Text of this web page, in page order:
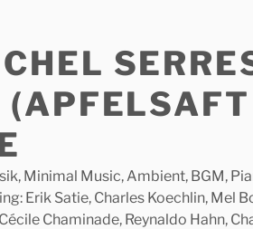
Minimal Music, Ambient, BGM,
Erik Satie, Charles Koechlin, Mel
Chaminade, Reynaldo Hahn,